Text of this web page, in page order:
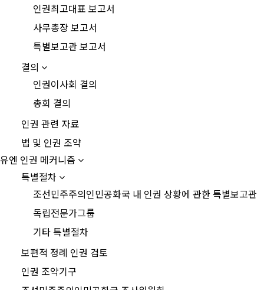
인권최고대표 보고서
사무총장 보고서
특별보고관 보고서
결의
인권이사회 결의
총회 결의
인권 관련 자료
법 및 인권 조약
유엔 인권 메커니즘
특별절차
조선민주주의인민공화국 내 인권 상황에 관한 특별보고관
독립전문가그룹
기타 특별절차
보편적 정례 인권 검토
인권 조약기구